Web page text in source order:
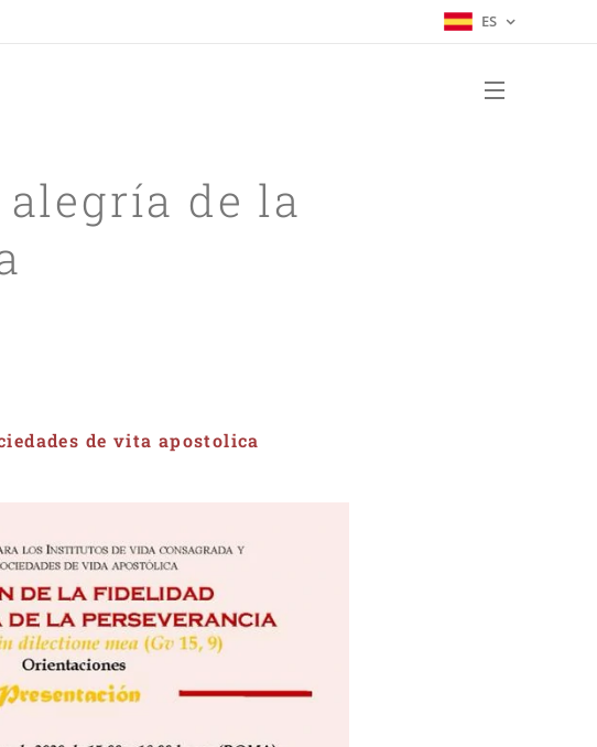
ES
de la
de vita apostolica